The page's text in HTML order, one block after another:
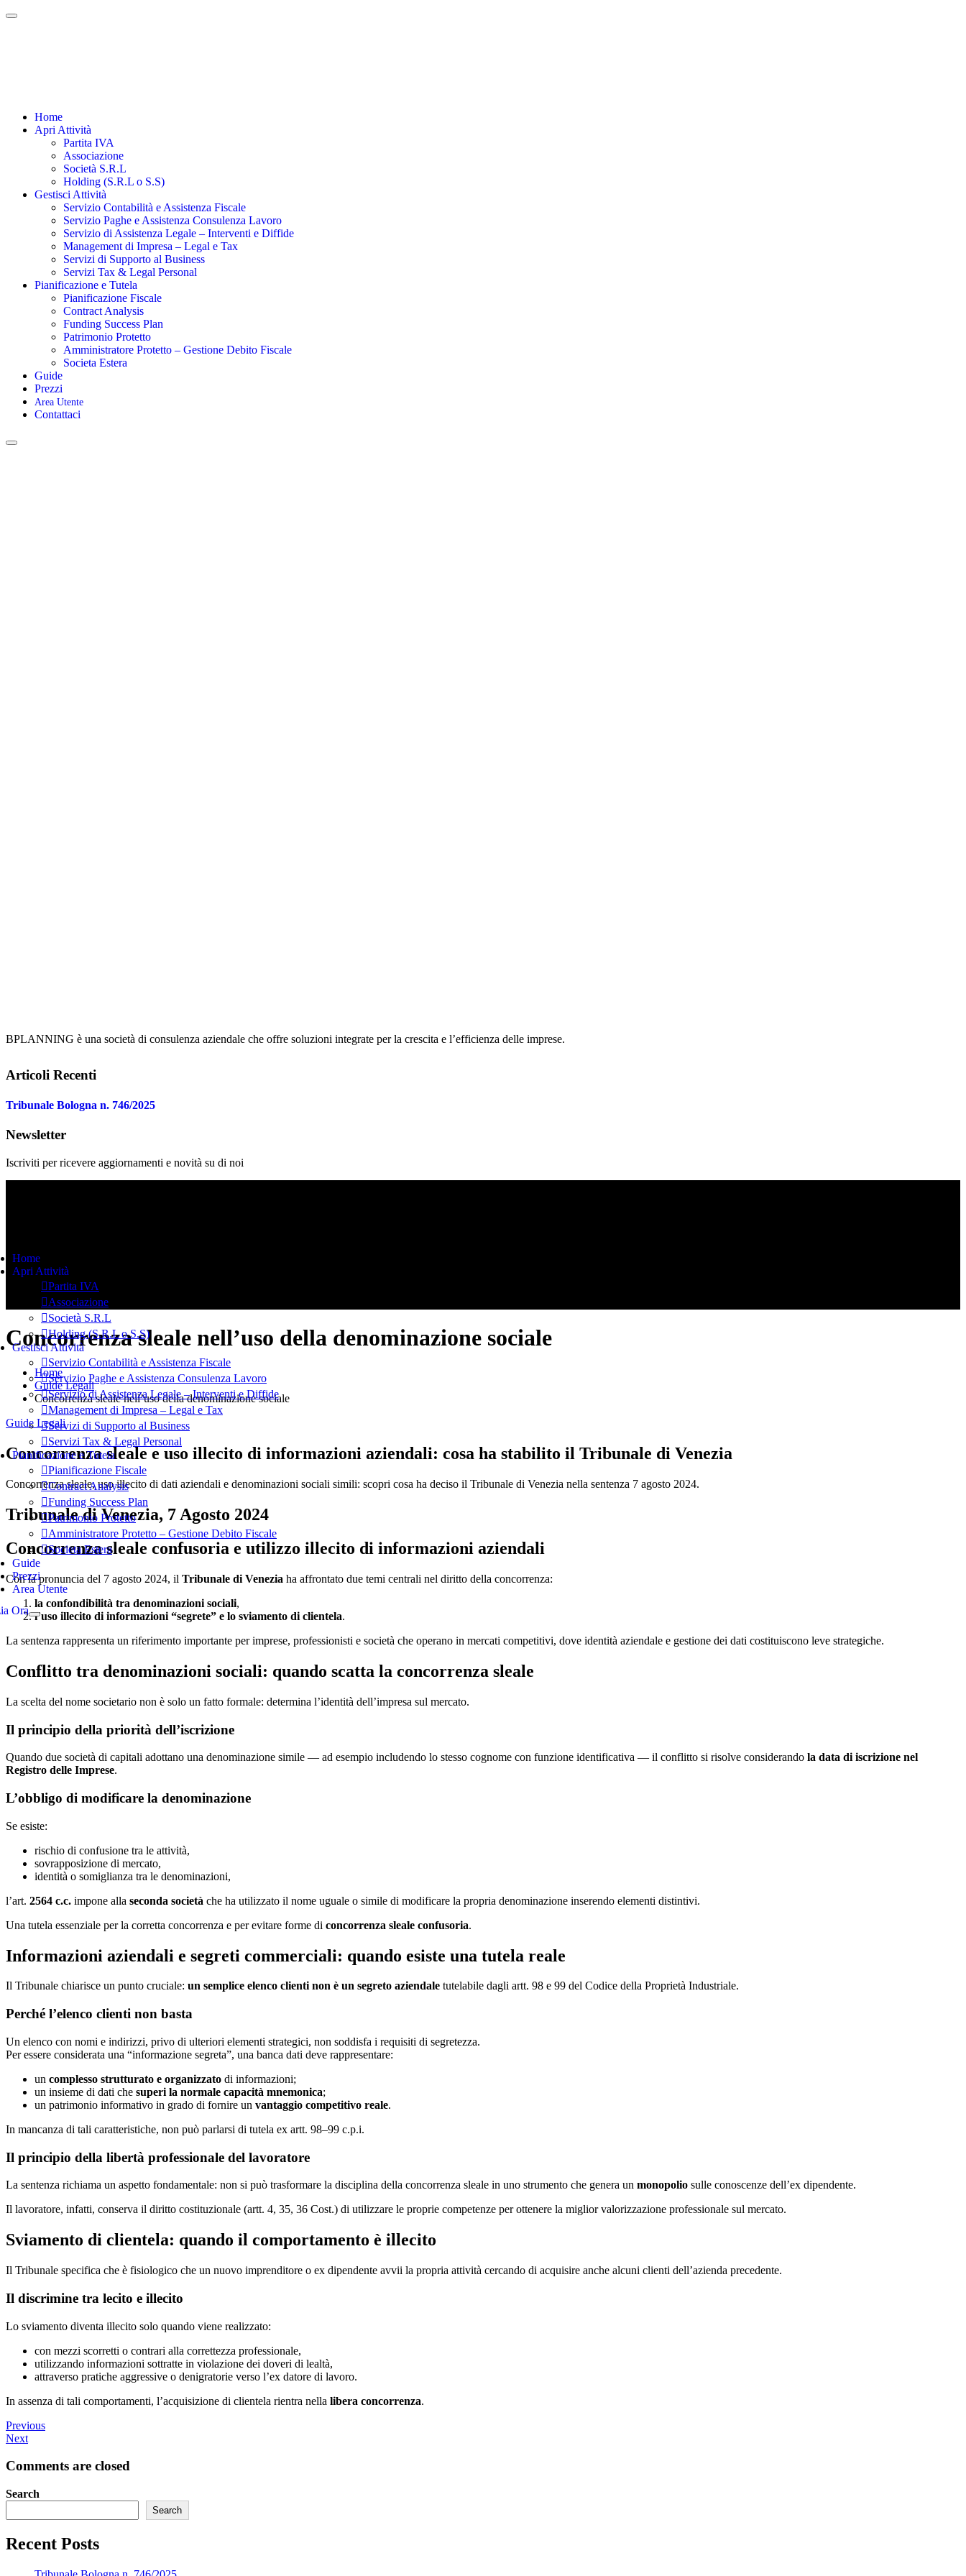
Home
Apri Attività
Partita IVA
Associazione
Società S.R.L
Holding (S.R.L o S.S)
Gestisci Attività
Servizio Contabilità e Assistenza Fiscale
Servizio Paghe e Assistenza Consulenza Lavoro
Servizio di Assistenza Legale – Interventi e Diffide
Management di Impresa – Legal e Tax
Servizi di Supporto al Business
Servizi Tax & Legal Personal
Pianificazione e Tutela
Pianificazione Fiscale
Contract Analysis
Funding Success Plan
Patrimonio Protetto
Amministratore Protetto – Gestione Debito Fiscale
Societa Estera
Guide
Prezzi
Area Utente
Contattaci
BPLANNING è una società di consulenza aziendale che offre soluzioni integrate per la crescita e l’efficienza delle imprese.
Articoli Recenti
Tribunale Bologna n. 746/2025
Newsletter
Iscriviti per ricevere aggiornamenti e novità su di noi
Home
Apri Attività
Partita IVA
Associazione
Società S.R.L
Holding (S.R.L o S.S)
Gestisci Attività
Servizio Contabilità e Assistenza Fiscale
Servizio Paghe e Assistenza Consulenza Lavoro
Servizio di Assistenza Legale – Interventi e Diffide
Management di Impresa – Legal e Tax
Servizi di Supporto al Business
Servizi Tax & Legal Personal
Pianificazione e Tutela
Pianificazione Fiscale
Contract Analysis
Funding Success Plan
Patrimonio Protetto
Amministratore Protetto – Gestione Debito Fiscale
Societa Estera
Guide
Prezzi
Area Utente
Ora
Concorrenza sleale nell’uso della denominazione sociale
Home
Guide Legali
Concorrenza sleale nell’uso della denominazione sociale
Guide Legali
Concorrenza sleale e uso illecito di informazioni aziendali: cosa ha stabilito il Tribunale di Venezia
Concorrenza sleale, uso illecito di dati aziendali e denominazioni sociali simili: scopri cosa ha deciso il Tribunale di Venezia nella sentenza 7 agosto 2024.
Tribunale di Venezia, 7 Agosto 2024
Concorrenza sleale confusoria e utilizzo illecito di informazioni aziendali
Con la pronuncia del 7 agosto 2024, il Tribunale di Venezia ha affrontato due temi centrali nel diritto della concorrenza:
la confondibilità tra denominazioni sociali,
l’uso illecito di informazioni “segrete” e lo sviamento di clientela.
La sentenza rappresenta un riferimento importante per imprese, professionisti e società che operano in mercati competitivi, dove identità aziendale e gestione dei dati costituiscono leve strategiche.
Conflitto tra denominazioni sociali: quando scatta la concorrenza sleale
La scelta del nome societario non è solo un fatto formale: determina l’identità dell’impresa sul mercato.
Il principio della priorità dell’iscrizione
Quando due società di capitali adottano una denominazione simile — ad esempio includendo lo stesso cognome con funzione identificativa — il conflitto si risolve considerando la data di iscrizione nel
Registro delle Imprese.
L’obbligo di modificare la denominazione
Se esiste:
rischio di confusione tra le attività,
sovrapposizione di mercato,
identità o somiglianza tra le denominazioni,
l’art. 2564 c.c. impone alla seconda società che ha utilizzato il nome uguale o simile di modificare la propria denominazione inserendo elementi distintivi.
Una tutela essenziale per la corretta concorrenza e per evitare forme di concorrenza sleale confusoria.
Informazioni aziendali e segreti commerciali: quando esiste una tutela reale
Il Tribunale chiarisce un punto cruciale: un semplice elenco clienti non è un segreto aziendale tutelabile dagli artt. 98 e 99 del Codice della Proprietà Industriale.
Perché l’elenco clienti non basta
Un elenco con nomi e indirizzi, privo di ulteriori elementi strategici, non soddisfa i requisiti di segretezza.
Per essere considerata una “informazione segreta”, una banca dati deve rappresentare:
un complesso strutturato e organizzato di informazioni;
un insieme di dati che superi la normale capacità mnemonica;
un patrimonio informativo in grado di fornire un vantaggio competitivo reale.
In mancanza di tali caratteristiche, non può parlarsi di tutela ex artt. 98–99 c.p.i.
Il principio della libertà professionale del lavoratore
La sentenza richiama un aspetto fondamentale: non si può trasformare la disciplina della concorrenza sleale in uno strumento che genera un monopolio sulle conoscenze dell’ex dipendente.
Il lavoratore, infatti, conserva il diritto costituzionale (artt. 4, 35, 36 Cost.) di utilizzare le proprie competenze per ottenere la miglior valorizzazione professionale sul mercato.
Sviamento di clientela: quando il comportamento è illecito
Il Tribunale specifica che è fisiologico che un nuovo imprenditore o ex dipendente avvii la propria attività cercando di acquisire anche alcuni clienti dell’azienda precedente.
Il discrimine tra lecito e illecito
Lo sviamento diventa illecito solo quando viene realizzato:
con mezzi scorretti o contrari alla correttezza professionale,
utilizzando informazioni sottratte in violazione dei doveri di lealtà,
attraverso pratiche aggressive o denigratorie verso l’ex datore di lavoro.
In assenza di tali comportamenti, l’acquisizione di clientela rientra nella libera concorrenza.
Previous
Next
Comments are closed
Search
Search
Recent Posts